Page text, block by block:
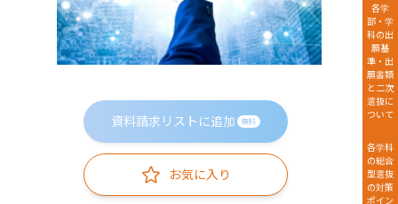
資料請求リストに追加 無料
お気に入り
各学
部・学
科の出
願基
準・出
願書類
と二次
選抜に
ついて
各学科
の総合
型選抜
の対策
ポイン